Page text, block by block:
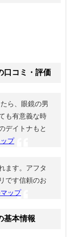
口コミ・評価
ら、眼鏡の男
も有意義な時
デイトナもと
プ
ます。アフタ
です信頼のお
ップ
基本情報